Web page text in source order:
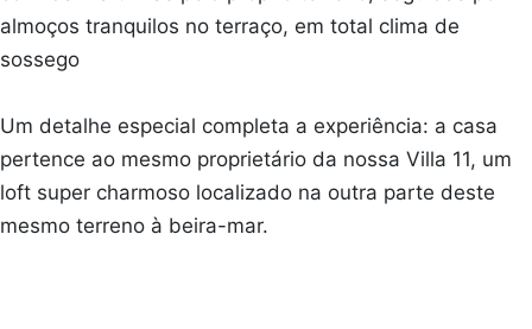
almoços tranquilos no terraço, em total clima de
sossego
Um detalhe especial completa a experiência: a casa
pertence ao mesmo proprietário da nossa Villa 11, um
loft super charmoso localizado na outra parte deste
mesmo terreno à beira-mar.